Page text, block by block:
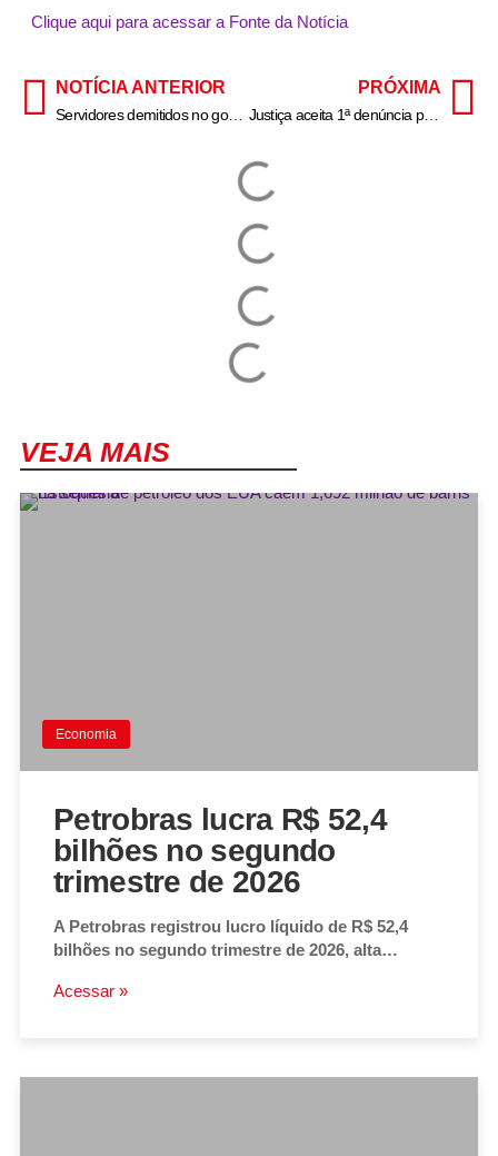
Clique aqui para acessar a Fonte da Notícia
NOTÍCIA ANTERIOR
Servidores demitidos no governo Collor denunciam assédio e acionam MPT
PRÓXIMA
Justiça aceita 1ª denúncia por homicídio na Operação Verão da Baixada Santista
VEJA MAIS
Economia
Petrobras lucra R$ 52,4
bilhões no segundo
trimestre de 2026
A Petrobras registrou lucro líquido de R$ 52,4
bilhões no segundo trimestre de 2026, alta…
Acessar »